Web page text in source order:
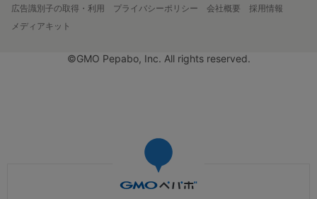
広告識別子の取得・利用
プライバシーポリシー 会社概要
採用情報
メディアキット
©GMO Pepabo, Inc. All rights reserved.